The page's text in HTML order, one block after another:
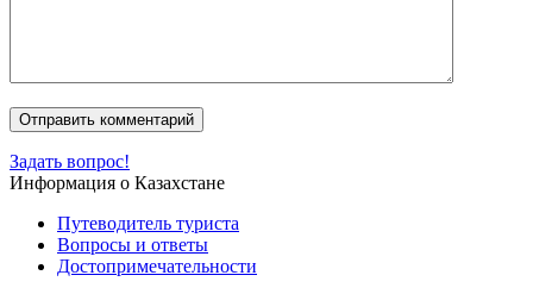
Задать вопрос!
Информация о Казахстане
Путеводитель туриста
Вопросы и ответы
Достопримечательности